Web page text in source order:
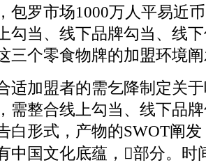
包罗市场1000万人平易近
勾当、线下品牌勾当、线
三个零食物牌的加盟环境
加盟者的需乞降制定关于
需整合线上勾当、线下品
白形式，产物的SWOT阐
中国文化底蕴，部分。时